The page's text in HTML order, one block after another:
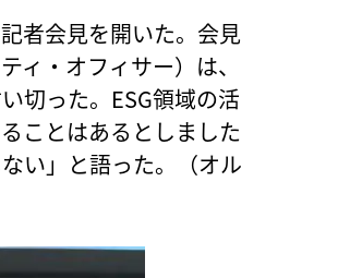
者会見を開いた。会見
ィ・オフィサー）は、
切った。ESG領域の活
ことはあるとしました
い」と語った。（オル